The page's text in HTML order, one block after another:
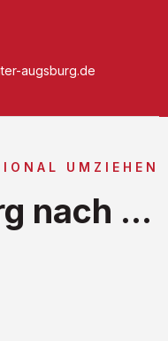
augsburg.de
UMZIEHEN
nach ...